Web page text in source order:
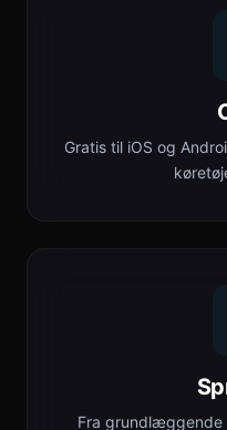
Gratis til iOS og
Fra grundlæggende